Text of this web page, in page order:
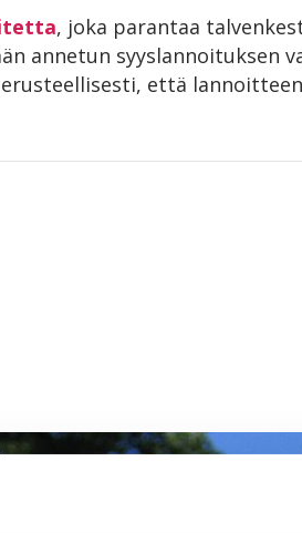
, joka parantaa
annetun syyslannoituksen
että